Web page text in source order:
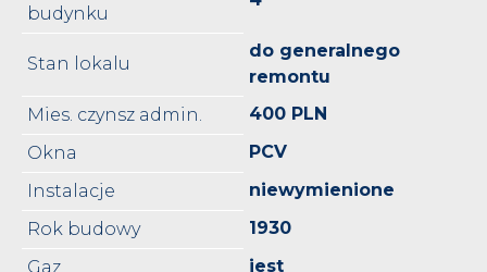
budynku
Stan lokalu
do generalnego
remontu
Mies. czynsz admin.
400 PLN
Okna
PCV
Instalacje
niewymienione
Rok budowy
1930
Gaz
jest